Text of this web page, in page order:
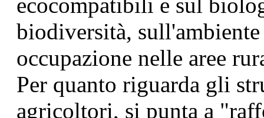
biodiversità,
occupazione nelle aree
Per quanto riguarda gli
agricoltori, si punta a